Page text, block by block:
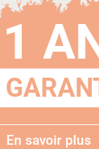
1
En savoir plus